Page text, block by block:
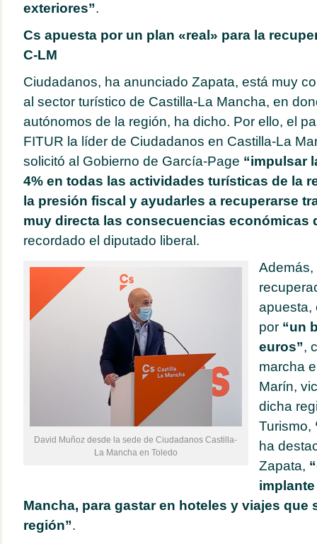
exteriores”.
Cs apuesta por un plan «real» para la
C-LM
Ciudadanos, ha anunciado Zapata, está muy
al sector turístico de Castilla-La Mancha, en
autónomos de la región, ha dicho. Por ello, el
FITUR la líder de Ciudadanos en Castilla-La
solicitó al Gobierno de García-Page “impulsar
4% en todas las actividades turísticas de la
la presión fiscal y ayudarles a recuperarse
muy directa las consecuencias económicas
recordado el diputado liberal.
David Muñoz desde la sede de Ciudadanos Castilla-
La Mancha en Toledo
Además,
apuesta,
por “un
euros”,
marcha
Marín,
dicha
Turismo,
ha
Zapata,
Mancha, para gastar en hoteles y viajes que
región”.